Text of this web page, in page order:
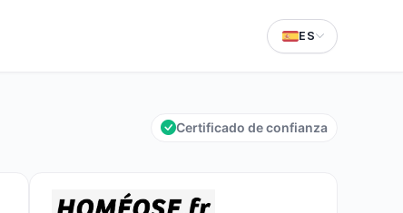
ES
Certificado de confianza